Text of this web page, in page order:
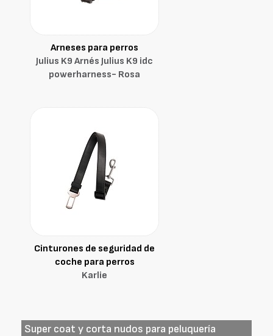
Arneses para perros
Julius K9 Arnés Julius K9 idc
powerharness- Rosa
Cinturones de seguridad de
coche para perros
Karlie
Super coat y corta nudos para peluquería